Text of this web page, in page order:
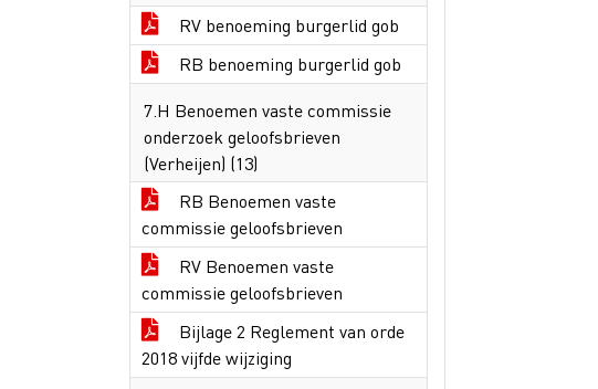
RV benoeming burgerlid gob
RB benoeming burgerlid gob
7.H Benoemen vaste commissie
onderzoek geloofsbrieven
(Verheijen) (13)
RB Benoemen vaste
commissie geloofsbrieven
RV Benoemen vaste
commissie geloofsbrieven
Bijlage 2 Reglement van orde
2018 vijfde wijziging